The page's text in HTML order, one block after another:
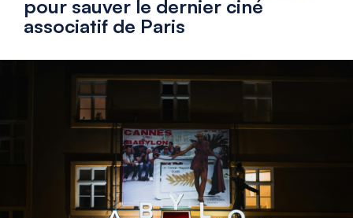
pour sauver le dernier ciné
associatif de Paris